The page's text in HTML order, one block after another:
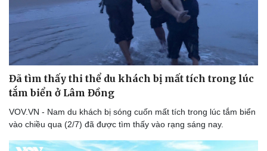
Đã tìm thấy thi thể du khách bị mất tích trong lúc
tắm biển ở Lâm Đồng
VOV.VN - Nam du khách bị sóng cuốn mất tích trong lúc tắm biển
vào chiều qua (2/7) đã được tìm thấy vào rạng sáng nay.